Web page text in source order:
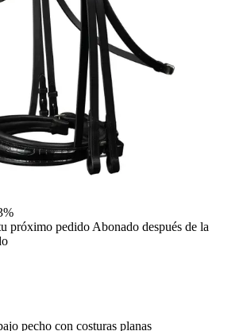
próximo pedido Abonado después de la
pecho con costuras planas